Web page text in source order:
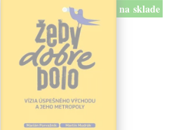
na sklade